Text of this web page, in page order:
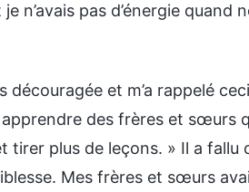
n’avais pas d’énergie quand
découragée et m’a rappelé
des frères et sœurs
tirer plus de leçons. » Il a
Mes frères et sœurs